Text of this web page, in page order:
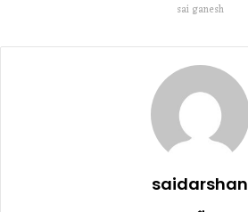
sai ganesh
saidarshan